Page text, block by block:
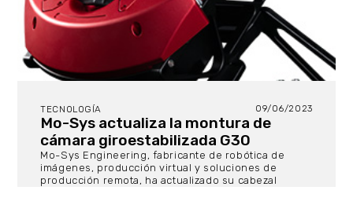
TECNOLOGÍA 09/06/2023
Mo-Sys actualiza la montura de
cámara giroestabilizada G30
Mo-Sys Engineering, fabricante de robótica de
imágenes, producción virtual y soluciones de
producción remota, ha actualizado su cabezal